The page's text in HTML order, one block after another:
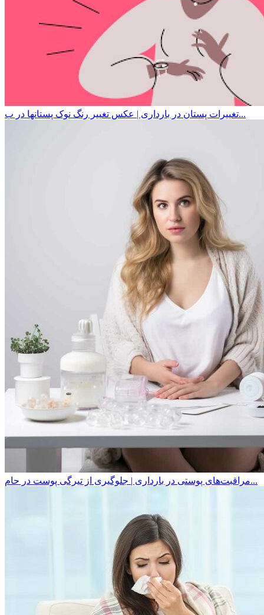
تغییرات پستان در بارداری | عکس تغییر رنگ نوک پستانها در ب...
مراقبت‌های پوستی در بارداری | جلوگیری از تیرگی پوست در حام...